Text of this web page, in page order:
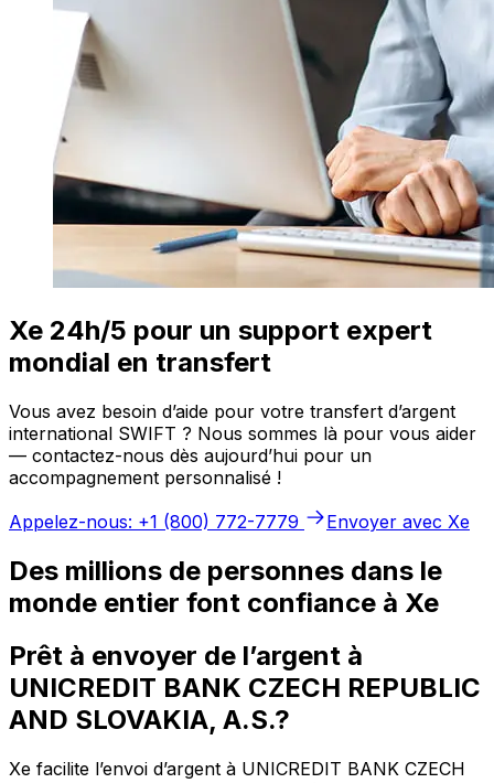
Xe 24h/5 pour un support expert
mondial en transfert
Vous avez besoin d’aide pour votre transfert d’argent
international SWIFT ? Nous sommes là pour vous aider
— contactez-nous dès aujourd’hui pour un
accompagnement personnalisé !
Appelez-nous: +1 (800) 772-7779
Envoyer avec Xe
Des millions de personnes dans le
monde entier font confiance à Xe
Prêt à envoyer de l’argent à
UNICREDIT BANK CZECH REPUBLIC
AND SLOVAKIA, A.S.?
Xe facilite l’envoi d’argent à UNICREDIT BANK CZECH